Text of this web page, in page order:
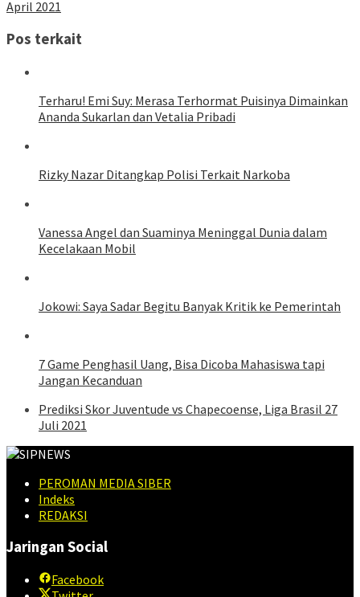
April 2021
Pos terkait
Terharu! Emi Suy: Merasa Terhormat Puisinya Dimainkan
Ananda Sukarlan dan Vetalia Pribadi
Rizky Nazar Ditangkap Polisi Terkait Narkoba
Vanessa Angel dan Suaminya Meninggal Dunia dalam
Kecelakaan Mobil
Jokowi: Saya Sadar Begitu Banyak Kritik ke Pemerintah
7 Game Penghasil Uang, Bisa Dicoba Mahasiswa tapi
Jangan Kecanduan
Prediksi Skor Juventude vs Chapecoense, Liga Brasil 27
Juli 2021
PEROMAN MEDIA SIBER
Indeks
REDAKSI
Jaringan Social
Facebook